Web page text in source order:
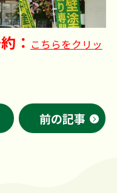
： こちらをクリッ
前の記事